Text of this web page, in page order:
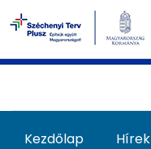
Ugrás a fő tartalomhoz
Kezdőlap Hírek